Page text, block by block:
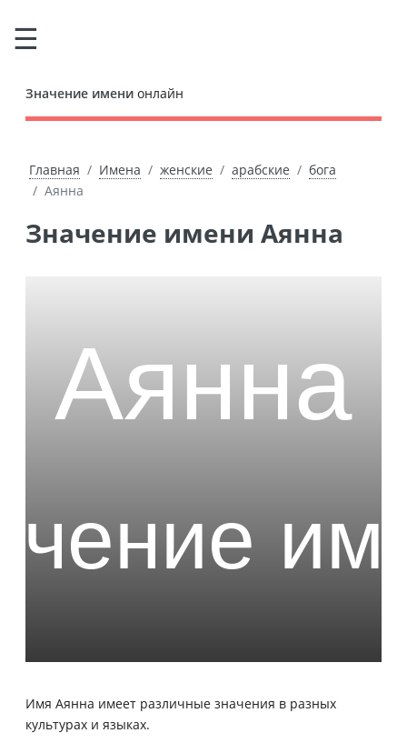
Значение имени онлайн
Главная Имена женские арабские
бога
Аянна
Значение имени Аянна
Имя Аянна имеет различные значения в разных
культурах и языках.